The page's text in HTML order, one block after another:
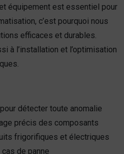
équipement est essentiel pour
c’est pourquoi nous
efficaces et durables.
à l’installation et l’optimisation
détecter toute anomalie
précis des composants
frigorifiques et électriques
de panne